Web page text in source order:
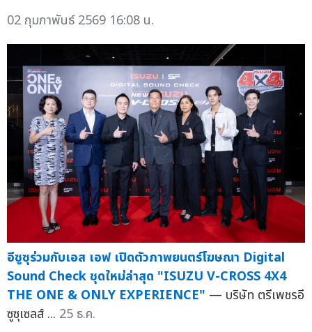
02 กุมภาพันธ์ 2569 16:08 น.
อีซูซุร่วมกับเอส เอฟ เปิดตัวภาพยนตร์โฆษณา Digital
Sound Check ชุดใหม่ล่าสุด "ISUZU V-CROSS 4X4
THE ONE & ONLY EXPERIENCE" — บริษัท ตรีเพชรอี
ซูซุเซลส์ ... 25 ธ.ค.